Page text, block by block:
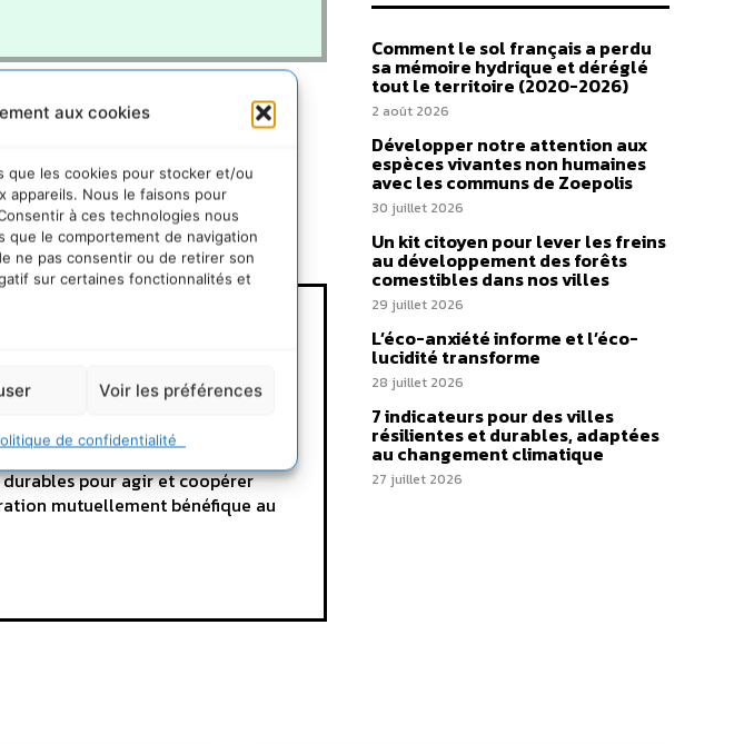
aux cookies
que les cookies pour stocker et/ou
appareils. Nous le faisons pour
à ces technologies nous
que le comportement de navigation
ne pas consentir ou de retirer son
sur certaines fonctionnalités et
Voir les préférences
de confidentialité
... L'occasion de supprimer la
d'intérêt général, avec pour
pour agir et coopérer
mutuellement bénéfique au
Comment le sol français a perdu
sa mémoire hydrique et déréglé
tout le territoire (2020-2026)
2 août 2026
Développer notre attention aux
espèces vivantes non humaines
avec les communs de Zoepolis
30 juillet 2026
Un kit citoyen pour lever les freins
au développement des forêts
comestibles dans nos villes
29 juillet 2026
L’éco-anxiété informe et l’éco-
lucidité transforme
28 juillet 2026
7 indicateurs pour des villes
résilientes et durables, adaptées
au changement climatique
27 juillet 2026